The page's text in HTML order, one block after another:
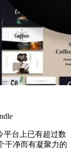
平台上已有超过数
干净而有凝聚力的